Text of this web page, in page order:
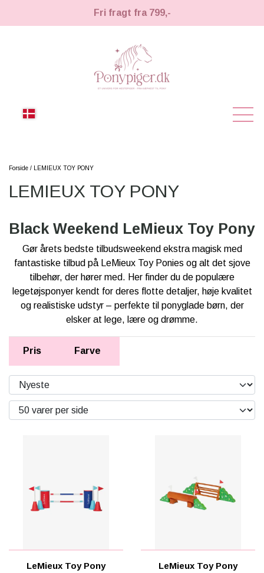
Fri fragt fra 799,-
KÆPHESTE
UDSTYR & TILBEHØR
FODER & TILBEHØR
SPRING & FORHINDRINGER
STALD & TILBEHØR
🎅🏻 JULEUDSTYR TIL KÆPHEST
LEMIEUX TOY PONY
TIL HESTEPIGER
KÆPHESTE & TILBEHØR
LEMIEUX MINI TOY PONY & TILBEHØR
HKM CUDDLE PONY
LEGETØJS HESTE
TRÆHESTE & TILBEHØR
VÆRELSE & SPISETID
SKOLE, KREA & TILBEHØR
RYTTER
PONY
Forside LEMIEUX TOY PONY
LEMIEUX TOY PONY
Black Weekend LeMieux Toy Pony
Gør årets bedste tilbudsweekend ekstra magisk med
fantastiske tilbud på LeMieux Toy Ponies og alt det sjove
tilbehør, der hører med. Her finder du de populære
legetøjsponyer kendt for deres flotte detaljer, høje kvalitet
og realistiske udstyr – perfekte til ponyglade børn, der
elsker at lege, lære og drømme.
Pris Farve
LeMieux Toy Pony
LeMieux Toy Pony